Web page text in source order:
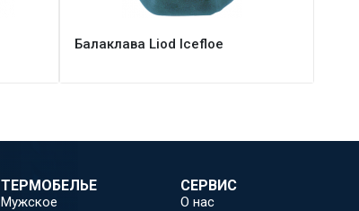
Балаклава Liod Icefloe
ТЕРМОБЕЛЬЕ
Мужское
СЕРВИС
О нас